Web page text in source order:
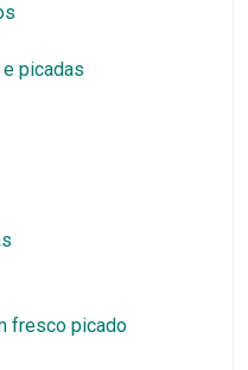
picadas
fresco picado